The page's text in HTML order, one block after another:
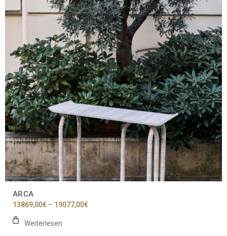
ARCA
13869,00€ – 19077,00€Preisspanne:
Weiterlesen